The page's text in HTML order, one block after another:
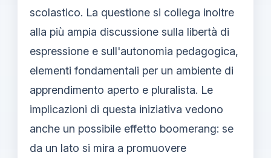
scolastico. La questione si collega inoltre
alla più ampia discussione sulla libertà di
espressione e sull'autonomia pedagogica,
elementi fondamentali per un ambiente di
apprendimento aperto e pluralista. Le
implicazioni di questa iniziativa vedono
anche un possibile effetto boomerang: se
da un lato si mira a promuovere